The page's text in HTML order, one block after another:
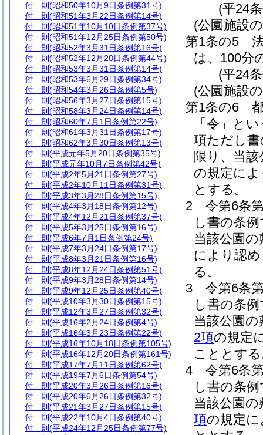
(平24
(公園施設
第1条の5
は、100分
(平24
(公園施設
第1条の6
「令」と
項ただし
限り、当
の規定に
とする。
2
令第6条
し書の条
当該公園
により認
る。
3
令第6条
し書の条
当該公園
2項の規定
こととす
4
令第6条
し書の条
当該公園
項の規定
付 則 (昭和50年10月9日条例第31号)
付 則 (昭和51年3月22日条例第14号)
付 則 (昭和51年10月10日条例第37号)
付 則 (昭和51年12月25日条例第50号)
付 則 (昭和52年3月31日条例第16号)
付 則 (昭和52年12月28日条例第44号)
付 則 (昭和53年3月31日条例第14号)
付 則 (昭和53年6月29日条例第34号)
付 則 (昭和54年3月26日条例第5号)
付 則 (昭和56年3月27日条例第15号)
付 則 (昭和58年3月24日条例第14号)
付 則 (昭和60年7月1日条例第22号)
付 則 (昭和61年3月31日条例第17号)
付 則 (昭和62年3月30日条例第13号)
付 則 (平成元年5月20日条例第35号)
付 則 (平成元年10月7日条例第42号)
付 則 (平成2年5月21日条例第27号)
付 則 (平成2年10月11日条例第31号)
付 則 (平成3年3月28日条例第15号)
付 則 (平成4年3月18日条例第12号)
付 則 (平成4年12月21日条例第37号)
付 則 (平成5年3月25日条例第16号)
付 則 (平成6年7月1日条例第24号)
付 則 (平成7年3月24日条例第17号)
付 則 (平成8年3月21日条例第16号)
付 則 (平成8年12月24日条例第51号)
付 則 (平成9年3月28日条例第14号)
付 則 (平成9年12月25日条例第40号)
付 則 (平成10年3月30日条例第15号)
付 則 (平成12年3月27日条例第32号)
付 則 (平成16年2月24日条例第4号)
付 則 (平成16年3月23日条例第22号)
付 則 (平成16年10月18日条例第105号)
付 則 (平成16年12月20日条例第161号)
付 則 (平成17年7月11日条例第62号)
付 則 (平成19年7月6日条例第54号)
付 則 (平成20年3月26日条例第16号)
付 則 (平成20年6月26日条例第32号)
付 則 (平成21年3月27日条例第15号)
付 則 (平成22年10月4日条例第40号)
付 則 (平成24年12月25日条例第77号)